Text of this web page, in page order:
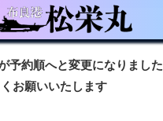
予約順へと変更になりました
お願いいたします